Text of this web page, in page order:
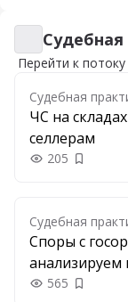
Судебная
Судебная
Перейти к потоку
Судебная
ЧС на
селлерам
205
Судебная
Споры с
анализируем
565